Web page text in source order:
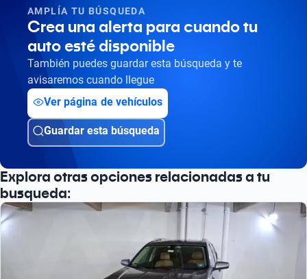
Busca por año
AMPLÍA TU BÚSQUEDA
Crea una alerta para cuando tu
auto esté disponible
También puedes guardar esta búsqueda y te
avisaremos cuando llegue
Ver página de vehículos
Guardar esta búsqueda
Explora otras opciones relacionadas a tu
busqueda: